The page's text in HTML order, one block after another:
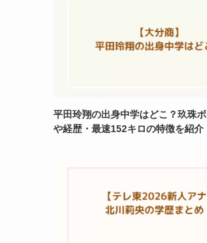
平田玲翔の出身中学はどこ？玖珠
や経歴・最速152キロの特徴を紹介